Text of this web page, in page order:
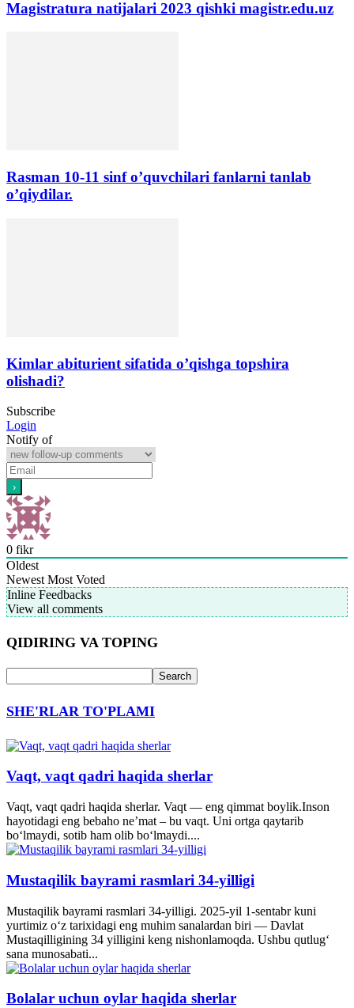
Magistratura natijalari 2023 qishki magistr.edu.uz
Rasman 10-11 sinf o’quvchilari fanlarni tanlab
o’qiydilar.
Kimlar abiturient sifatida oʼqishga topshira
olishadi?
Subscribe
Login
Notify of
0 fikr
Oldest
Newest Most Voted
Inline Feedbacks
View all comments
QIDIRING VA TOPING
SHE'RLAR TO'PLAMI
Vaqt, vaqt qadri haqida sherlar
Vaqt, vaqt qadri haqida sherlar. Vaqt — eng qimmat boylik.Inson
hayotidagi eng bebaho ne’mat – bu vaqt. Uni ortga qaytarib
bo‘lmaydi, sotib ham olib bo‘lmaydi....
Mustaqilik bayrami rasmlari 34-yilligi
Mustaqilik bayrami rasmlari 34-yilligi. 2025-yil 1-sentabr kuni
yurtimiz o‘z tarixidagi eng muhim sanalardan biri — Davlat
Mustaqilligining 34 yilligini keng nishonlamoqda. Ushbu qutlug‘
sana munosabati...
Bolalar uchun oylar haqida sherlar